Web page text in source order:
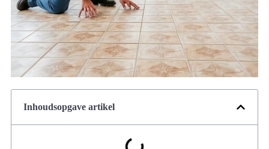
Inhoudsopgave artikel